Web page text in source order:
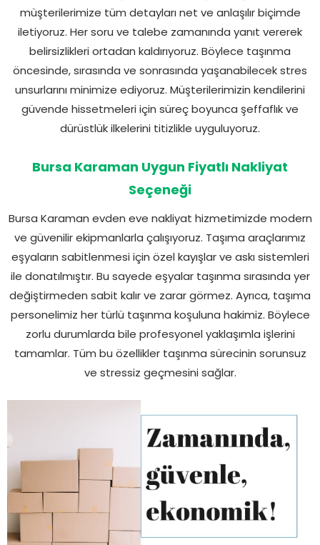
müşterilerimize tüm detayları net ve anlaşılır biçimde
iletiyoruz. Her soru ve talebe zamanında yanıt vererek
belirsizlikleri ortadan kaldırıyoruz. Böylece taşınma
öncesinde, sırasında ve sonrasında yaşanabilecek stres
unsurlarını minimize ediyoruz. Müşterilerimizin kendilerini
güvende hissetmeleri için süreç boyunca şeffaflık ve
dürüstlük ilkelerini titizlikle uyguluyoruz.
Bursa Karaman Uygun Fiyatlı Nakliyat
Seçeneği
Bursa Karaman evden eve nakliyat hizmetimizde modern
ve güvenilir ekipmanlarla çalışıyoruz. Taşıma araçlarımız
eşyaların sabitlenmesi için özel kayışlar ve askı sistemleri
ile donatılmıştır. Bu sayede eşyalar taşınma sırasında yer
değiştirmeden sabit kalır ve zarar görmez. Ayrıca, taşıma
personelimiz her türlü taşınma koşuluna hakimiz. Böylece
zorlu durumlarda bile profesyonel yaklaşımla işlerini
tamamlar. Tüm bu özellikler taşınma sürecinin sorunsuz
ve stressiz geçmesini sağlar.